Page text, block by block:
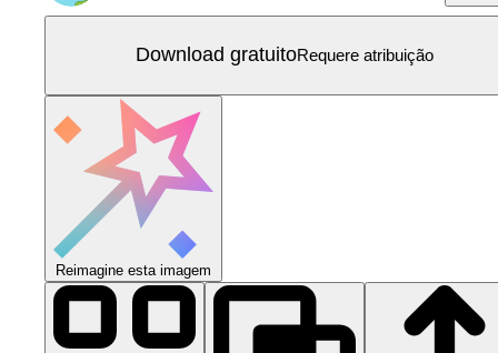
Download gratuitoRequere atribuição
Reimagine esta imagem